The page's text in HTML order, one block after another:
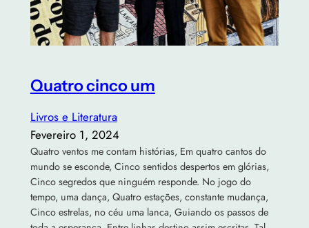
Quatro cinco um
Livros e Literatura
Fevereiro 1, 2024
Quatro ventos me contam histórias, Em quatro cantos do
mundo se esconde, Cinco sentidos despertos em glórias,
Cinco segredos que ninguém responde. No jogo do
tempo, uma dança, Quatro estações, constante mudança,
Cinco estrelas, no céu uma lanca, Guiando os passos de